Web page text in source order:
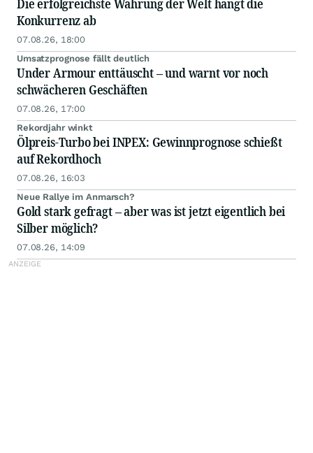
Die erfolgreichste Währung der Welt hängt die
Konkurrenz ab
07.08.26, 18:00
Umsatzprognose fällt deutlich
Under Armour enttäuscht – und warnt vor noch
schwächeren Geschäften
07.08.26, 17:00
Rekordjahr winkt
Ölpreis-Turbo bei INPEX: Gewinnprognose schießt
auf Rekordhoch
07.08.26, 16:03
Neue Rallye im Anmarsch?
Gold stark gefragt – aber was ist jetzt eigentlich bei
Silber möglich?
07.08.26, 14:09